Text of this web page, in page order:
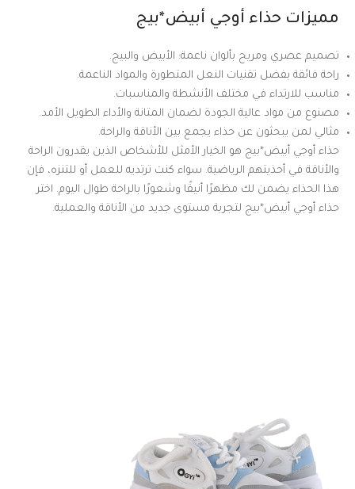
مميزات حذاء أوجي أبيض*بيج
تصميم عصري ومريح بألوان ناعمة: الأبيض والبيج.
راحة فائقة بفضل تقنيات النعل المتطورة والمواد الناعمة.
مناسب للارتداء في مختلف الأنشطة والمناسبات.
مصنوع من مواد عالية الجودة لضمان المتانة والأداء الطويل الأمد.
مثالي لمن يبحثون عن حذاء يجمع بين الأناقة والراحة.
حذاء أوجي أبيض*بيج هو الخيار الأمثل للأشخاص الذين يقدرون الراحة
والأناقة في أحذيتهم الرياضية. سواء كنت ترتديه للعمل أو للتنزه، فإن
هذا الحذاء يضمن لك مظهرًا أنيقًا وشعورًا بالراحة طوال اليوم. اختر
حذاء أوجي أبيض*بيج لتجربة مستوى جديد من الأناقة والعملية.